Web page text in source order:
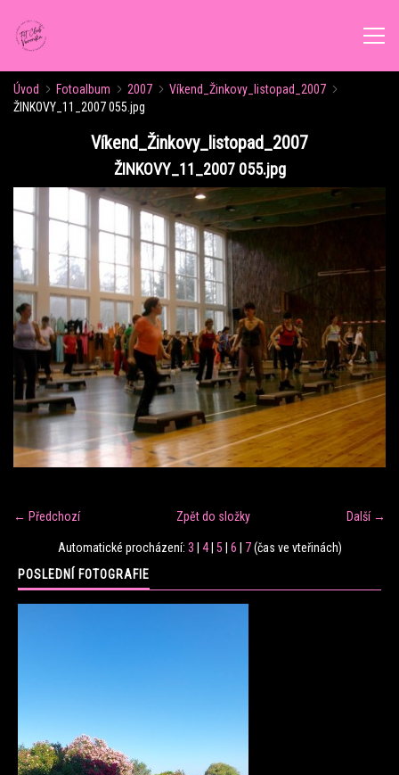
ÚVOD
ROZVRH CVIČENÍ
KALENDÁŘ AKCÍ
FORMY CVIČENÍ
VÝŽIVOVÉ PORADENSTVÍ
FITNESS TRÉNINK
FIT CLUB VERONIKA
CENÍK
Úvod Fotoalbum 2007
Víkend_Žinkovy_listopad_2007
ŽINKOVY_11_2007 055.jpg
Víkend_Žinkovy_listopad_2007
ŽINKOVY_11_2007 055.jpg
← Předchozí Další →
Zpět do složky
Automatické procházení: 3 | 4| 5 | 6 | 7(čas ve vteřinách)
POSLEDNÍ FOTOGRAFIE